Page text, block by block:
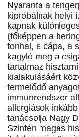
Nyaranta a
kipróbálnak helyi
kapnak
(főképpen a
tonhal, a cápa, a
kagyló meg a
tartalmaz
kialakulásáért
termelődő
immunrendszer
allergiások
tanácsolja Nagy
Szintén magas